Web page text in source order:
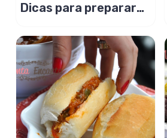
Dicas para preparar
Suculento